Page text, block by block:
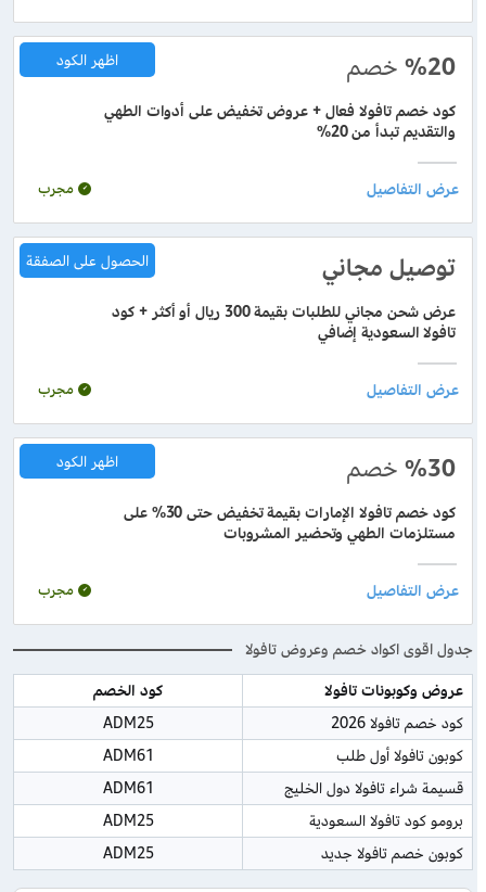
%20 خصم
كود خصم تافولا فعال + عروض تخفيض على أدوات الطهي
والتقديم تبدأ من 20%
اظهر الكود
مجرب
توصيل مجاني
عرض شحن مجاني للطلبات بقيمة 300 ريال أو أكثر + كود
تافولا السعودية إضافي
الحصول على الصفقة
مجرب
%30 خصم
كود خصم تافولا الإمارات بقيمة تخفيض حتى 30% على
مستلزمات الطهي وتحضير المشروبات
اظهر الكود
مجرب
جدول اقوى اكواد خصم وعروض تافولا
عروض وكوبونات تافولا
كود الخصم
كود خصم تافولا 2026
ADM25
كوبون تافولا أول طلب
ADM61
قسيمة شراء تافولا دول الخليج
ADM61
برومو كود تافولا السعودية
ADM25
كوبون خصم تافولا جديد
ADM25